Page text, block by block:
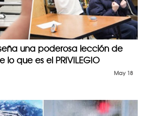
una poderosa lección de
que es el PRIVILEGIO
May 18